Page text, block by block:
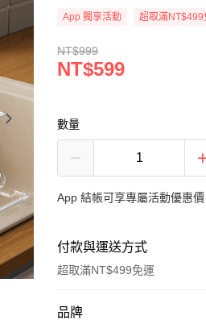
App 獨享活動 超取滿NT$499
NT$999
NT$599
數量
App 結帳可享專屬活動優惠價
付款與運送方式
超取滿NT$499免運
付款方式
品牌